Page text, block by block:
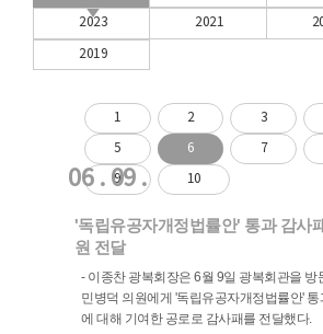
2023 2021
2019
1 2 3
5 6 7
9 10
06 . 09 .
'독립유공자개정법률안' 통과 감사
원 전달
- 이종찬 광복회장은 6월 9일 광복회관을 방
민병덕 의원에게 '독립유공자개정법률안' 통
에 대해 기여한 공로로 감사패를 전달했다.